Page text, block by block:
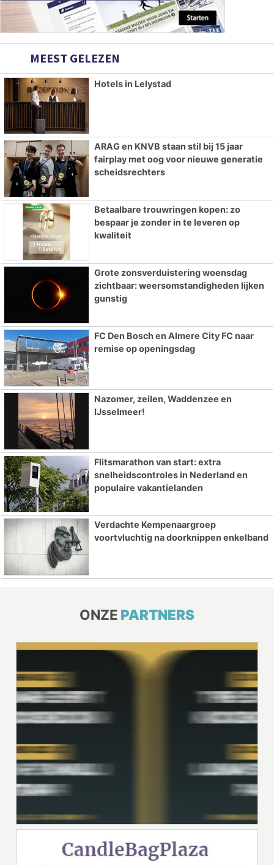
MEEST GELEZEN
Hotels in Lelystad
ARAG en KNVB staan stil bij 15 jaar
fairplay met oog voor nieuwe generatie
scheidsrechters
Betaalbare trouwringen kopen: zo
bespaar je zonder in te leveren op
kwaliteit
Grote zonsverduistering woensdag
zichtbaar: weersomstandigheden lijken
gunstig
FC Den Bosch en Almere City FC naar
remise op openingsdag
Nazomer, zeilen, Waddenzee en
IJsselmeer!
Flitsmarathon van start: extra
snelheidscontroles in Nederland en
populaire vakantielanden
Verdachte Kempenaargroep
voortvluchtig na doorknippen enkelband
ONZE PARTNERS